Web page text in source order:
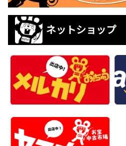
ネットショップ